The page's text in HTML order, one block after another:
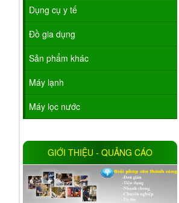
Dụng cụ y tế
Đồ gia dụng
Sản phẩm khác
Máy lạnh
Máy lọc nước
GIỚI THIỆU - QUẢNG CÁO